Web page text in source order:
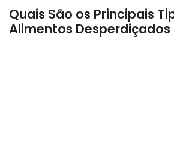
Quais São os Principais
Alimentos Desperdiçados